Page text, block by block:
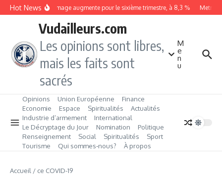
Aller au contenu
Hot NewsLe chômage augmente pour le sixième trimestre, à 8,3 %
Vudailleurs.com
Les opinions sont libres,
mais les faits sont
sacrés
M
e
n
u
Opinions Union Européenne
Finance
Economie
Espace Spiritualités
Actualités
Industrie d’armement
International
Le Décryptage du Jour
Nomination
Politique
Renseignement
Social Spiritualités
Sport
Tourisme
Qui sommes‑nous? À propos
Accueil / ce COVID-19